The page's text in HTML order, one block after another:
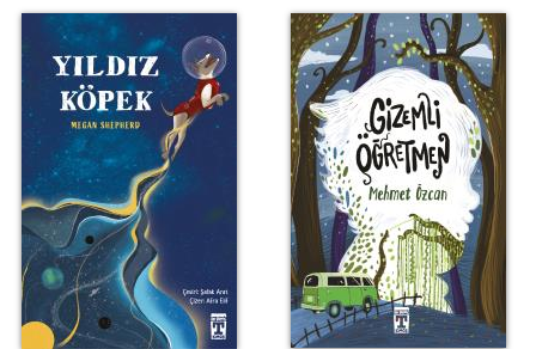
Yıldız Köpek Gizemli Öğretmen